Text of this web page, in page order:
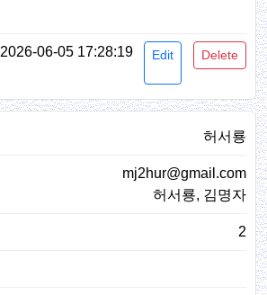
2026-06-05 17:28:19 Edit Delete
허서룡
mj2hur@gmail.com
허서룡, 김명자
2